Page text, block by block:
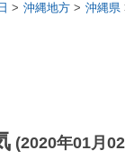
沖縄地方 沖縄県
(2020年01月